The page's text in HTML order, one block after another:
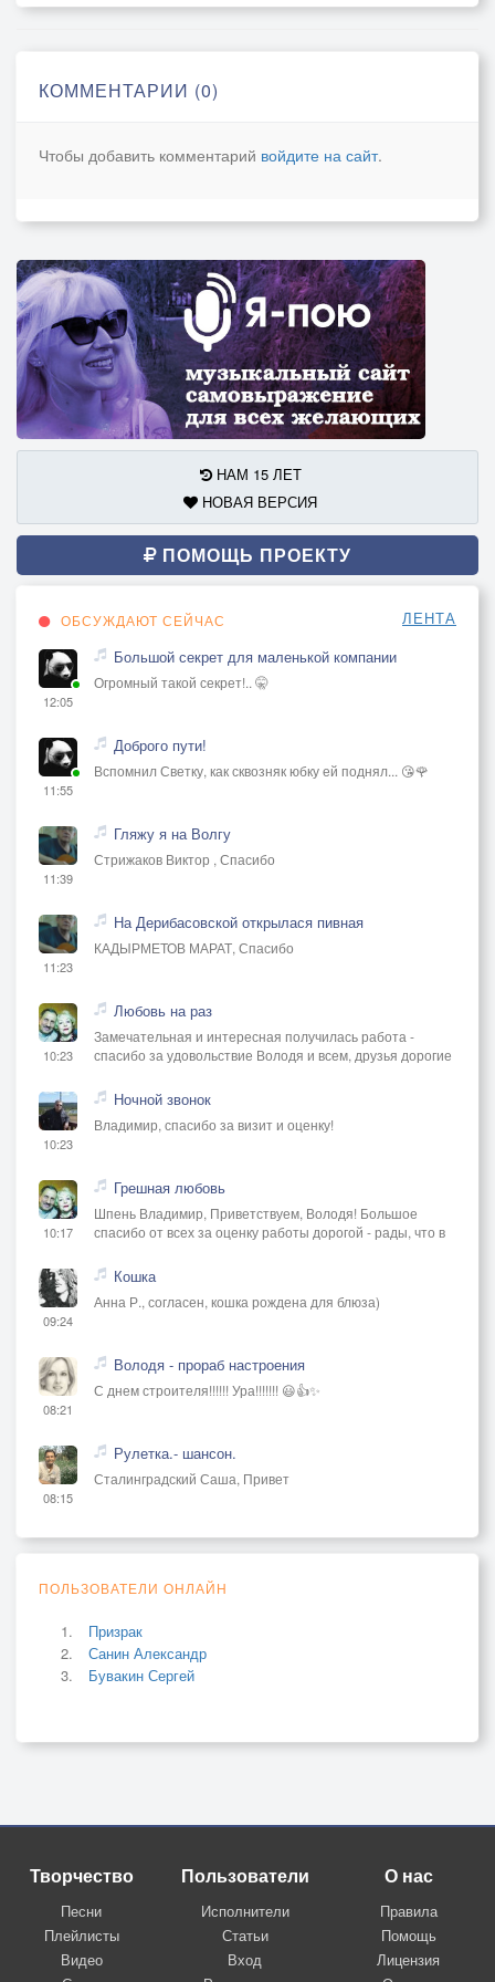
КОММЕНТАРИИ (0)
Чтобы добавить комментарий войдите на сайт.
НАМ 15 ЛЕТ
НОВАЯ ВЕРСИЯ
ПОМОЩЬ ПРОЕКТУ
ОБСУЖДАЮТ СЕЙЧАС ЛЕНТА
12:05
Большой секрет для маленькой компании
Огромный такой секрет!.. 🤫
11:55
Доброго пути!
Вспомнил Светку, как сквозняк юбку ей поднял... 😘🌹
11:39
Гляжу я на Волгу
Стрижаков Виктор , Спасибо
11:23
На Дерибасовской открылася пивная
КАДЫРМЕТОВ МАРАТ, Спасибо
10:23
Любовь на раз
Замечательная и интересная получилась работа -
спасибо за удовольствие Володя и всем, друзья дорогие
10:23
Ночной звонок
Владимир, спасибо за визит и оценку!
10:17
Грешная любовь
Шпень Владимир, Приветствуем, Володя! Большое
спасибо от всех за оценку работы дорогой - рады, что в
09:24
Кошка
Анна Р., согласен, кошка рождена для блюза)
08:21
Володя - прораб настроения
С днем строителя!!!!!! Ура!!!!!!! 😃👍✨
08:15
Рулетка.- шансон.
Сталинградский Саша, Привет
ПОЛЬЗОВАТЕЛИ ОНЛАЙН
Призрак
Санин Александр
Бувакин Сергей
Творчество
Песни
Плейлисты
Видео
Пользователи
Исполнители
Статьи
Вход
О нас
Правила
Помощь
Лицензия